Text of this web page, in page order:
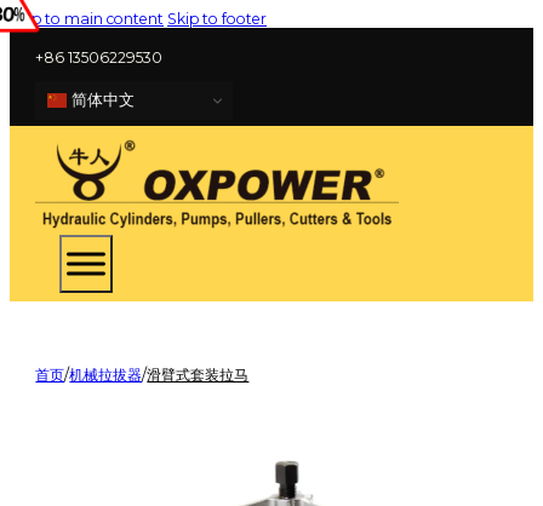
Skip to main content Skip to footer
+86 13506229530
简体中文
首页/机械拉拔器/滑臂式套装拉马